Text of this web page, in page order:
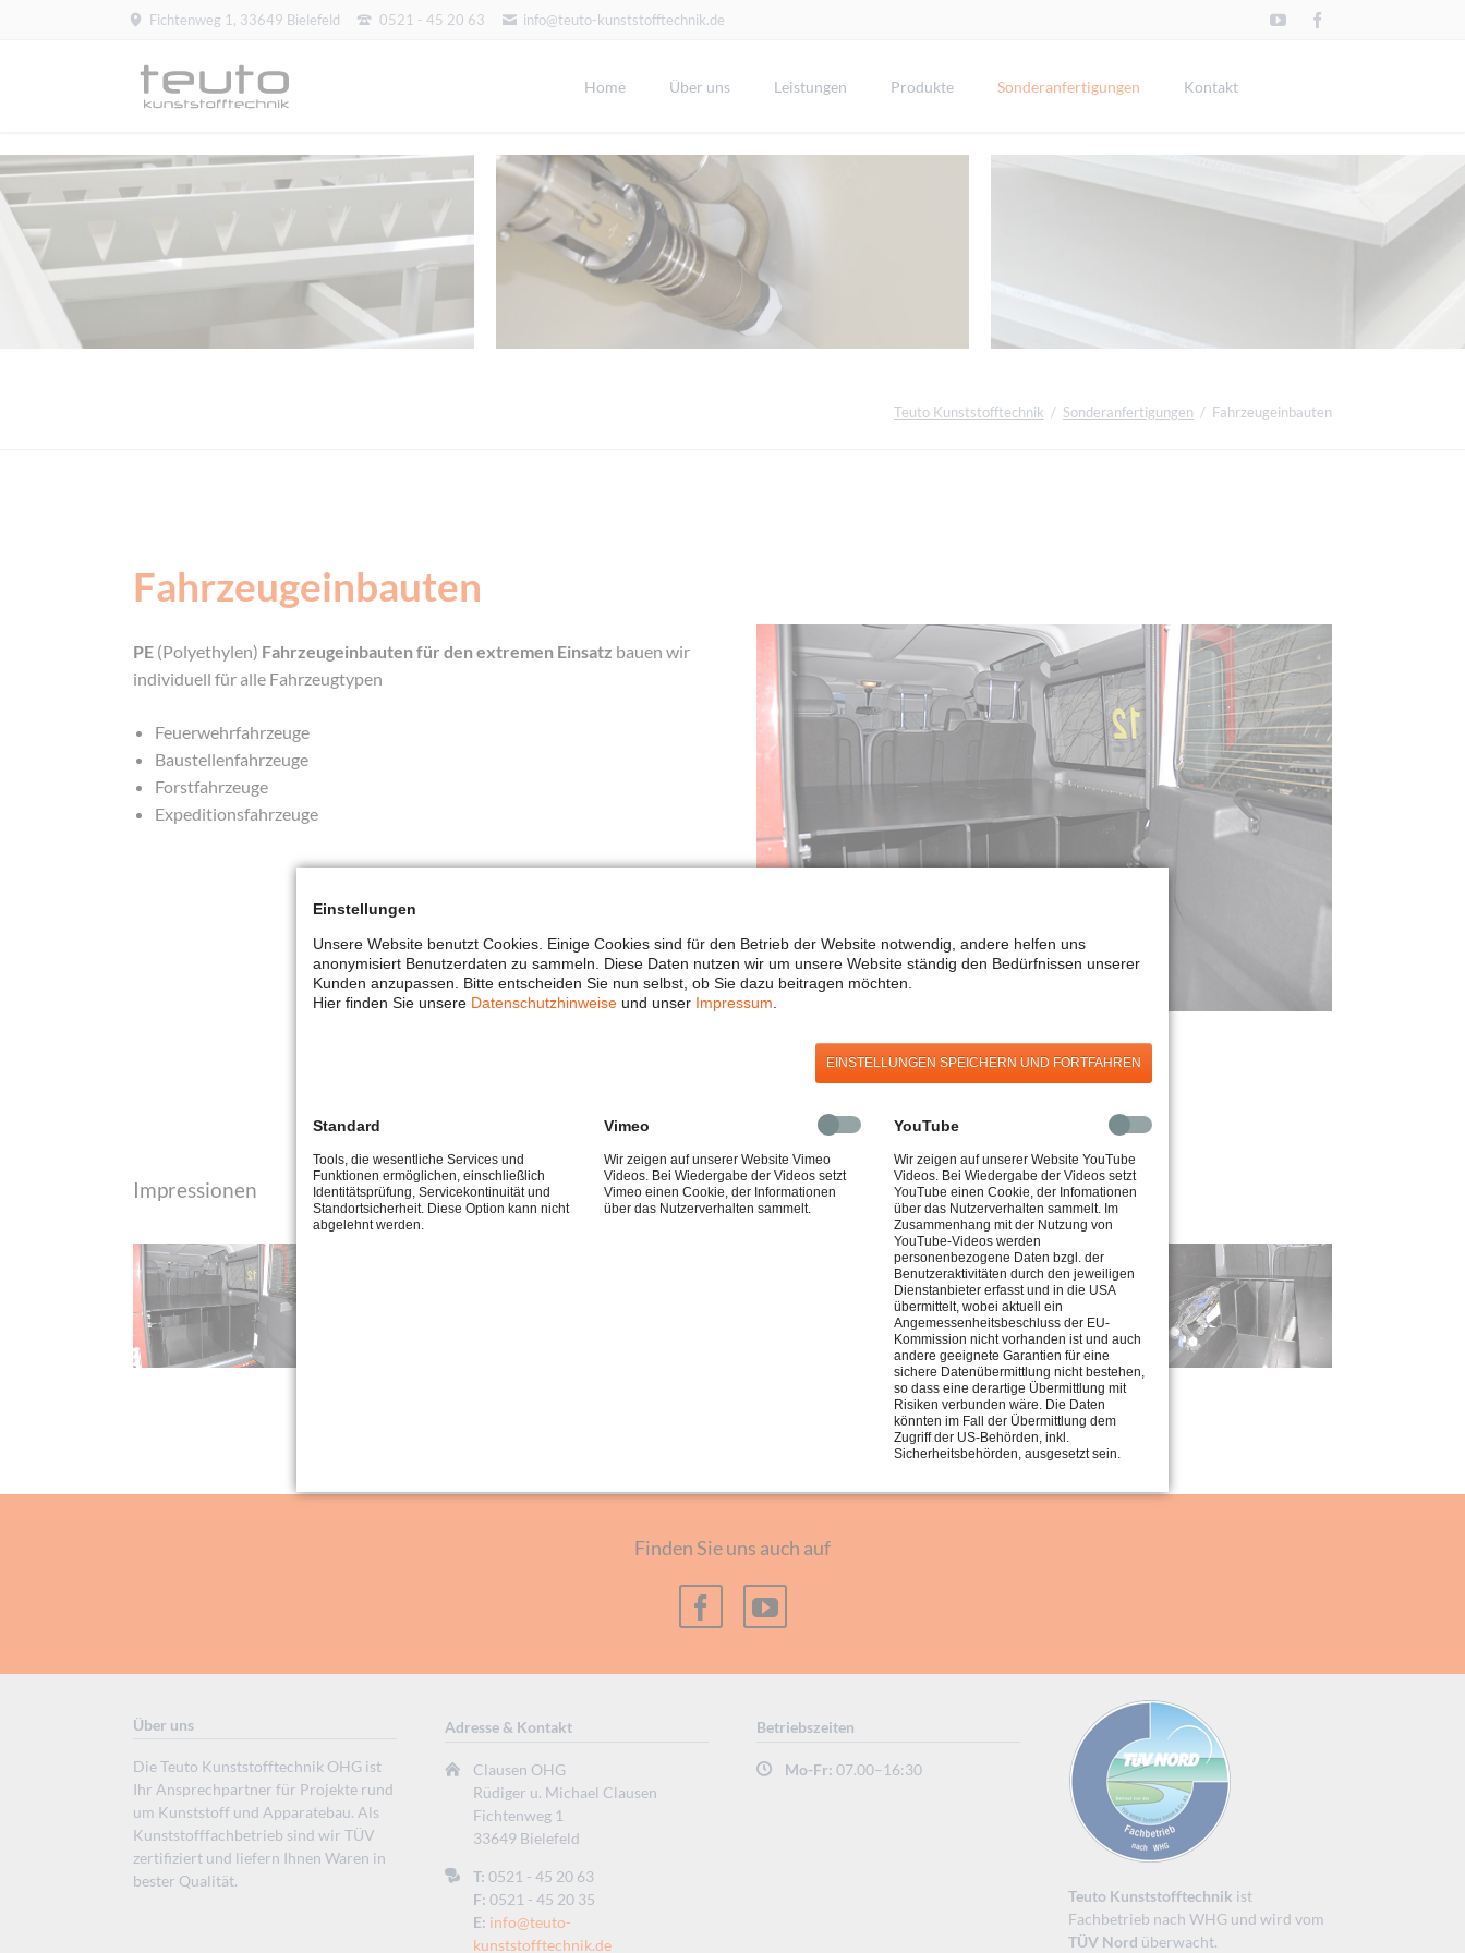
Fichtenweg 1, 33649 Bielefeld 0521 - 45 20 63 info@teuto-kunststofftechnik.de
Home Über uns Leistungen Produkte
Enteisenungsanlagen
Soleverteiler
Spielfeldheizung
Einbautanks
Galvanik-Behälter
Kunststoffeinsätze
Rechteckbehälter
Rundbehälter
Infektionsschutzscheibe
Schneidebretter
Sonderanfertigungen Kontakt
Teuto Kunststofftechnik Sonderanfertigungen Fahrzeugeinbauten
Fahrzeugeinbauten
PE (Polyethylen) Fahrzeugeinbauten für den extremen Einsatz bauen wir
individuell für alle Fahrzeugtypen
Feuerwehrfahrzeuge
Baustellenfahrzeuge
Forstfahrzeuge
Expeditionsfahrzeuge
Impressionen
Finden Sie uns auch auf
Über uns
Die Teuto Kunststofftechnik OHG ist
Ihr Ansprechpartner für Projekte rund
um Kunststoff und Apparatebau. Als
Kunststofffachbetrieb sind wir TÜV
zertifiziert und liefern Ihnen Waren in
bester Qualität.
Adresse & Kontakt
Clausen OHG
Rüdiger u. Michael Clausen
Fichtenweg 1
33649 Bielefeld
T: 0521 - 45 20 63
F: 0521 - 45 20 35
E: info@teuto-
kunststofftechnik.de
Betriebszeiten
Mo-Fr: 07.00–16:30
Teuto Kunststofftechnik ist
Fachbetrieb nach WHG und wird vom
TÜV Nord überwacht.
Einstellungen
Unsere Website benutzt Cookies. Einige Cookies sind für den Betrieb der Website notwendig, andere helfen uns
anonymisiert Benutzerdaten zu sammeln. Diese Daten nutzen wir um unsere Website ständig den Bedürfnissen unserer
Kunden anzupassen. Bitte entscheiden Sie nun selbst, ob Sie dazu beitragen möchten.
Hier finden Sie unsere Datenschutzhinweise und unser Impressum
EINSTELLUNGEN SPEICHERN UND FORTFAHREN
Standard
Tools, die wesentliche Services und
Funktionen ermöglichen, einschließlich
Identitätsprüfung, Servicekontinuität und
Standortsicherheit. Diese Option kann nicht
abgelehnt werden.
Vimeo
Wir zeigen auf unserer Website Vimeo
Videos. Bei Wiedergabe der Videos setzt
Vimeo einen Cookie, der Informationen
über das Nutzerverhalten sammelt.
YouTube
Wir zeigen auf unserer Website YouTube
Videos. Bei Wiedergabe der Videos setzt
YouTube einen Cookie, der Infomationen
über das Nutzerverhalten sammelt. Im
Zusammenhang mit der Nutzung von
YouTube-Videos werden
personenbezogene Daten bzgl. der
Benutzeraktivitäten durch den jeweiligen
Dienstanbieter erfasst und in die USA
übermittelt, wobei aktuell ein
Angemessenheitsbeschluss der EU-
Kommission nicht vorhanden ist und auch
andere geeignete Garantien für eine
sichere Datenübermittlung nicht bestehen,
so dass eine derartige Übermittlung mit
Risiken verbunden wäre. Die Daten
könnten im Fall der Übermittlung dem
Zugriff der US-Behörden, inkl.
Sicherheitsbehörden, ausgesetzt sein.